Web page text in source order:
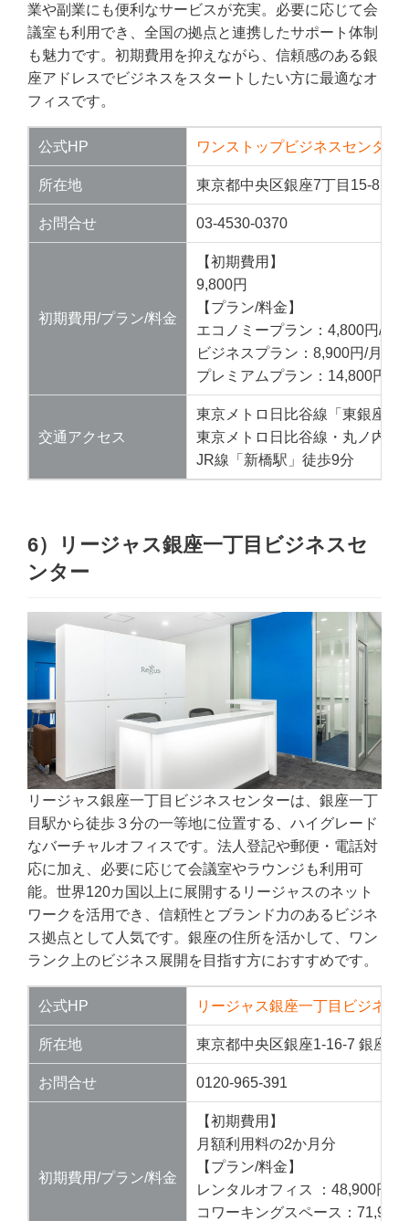
業や副業にも便利なサービスが充実。必要に応じて会
議室も利用でき、全国の拠点と連携したサポート体制
も魅力です。初期費用を抑えながら、信頼感のある銀
座アドレスでビジネスをスタートしたい方に最適なオ
フィスです。
公式HP ワンストップビジネスセンター
所在地 東京都中央区銀座7丁目15-8 タ
お問合せ 03-4530-0370
初期費用/プラン/料金
【初期費用】
9,800円
【プラン/料金】
エコノミープラン：4,800円/月
ビジネスプラン：8,900円/月
プレミアムプラン：14,800円/月
交通アクセス
東京メトロ日比谷線「東銀座駅
東京メトロ日比谷線・丸ノ内線
JR線「新橋駅」徒歩9分
6）リージャス銀座一丁目ビジネスセ
ンター
リージャス銀座一丁目ビジネスセンターは、銀座一丁
目駅から徒歩３分の一等地に位置する、ハイグレード
なバーチャルオフィスです。法人登記や郵便・電話対
応に加え、必要に応じて会議室やラウンジも利用可
能。世界120カ国以上に展開するリージャスのネット
ワークを活用でき、信頼性とブランド力のあるビジネ
ス拠点として人気です。銀座の住所を活かして、ワン
ランク上のビジネス展開を目指す方におすすめです。
公式HP リージャス銀座一丁目ビジネス
所在地 東京都中央区銀座1-16-7 銀座大
お問合せ 0120-965-391
初期費用/プラン/料金
【初期費用】
月額利用料の2か月分
【プラン/料金】
レンタルオフィス ：48,900円～
コワーキングスペース：71,900